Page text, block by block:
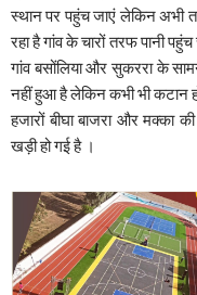
स्थान पर पहुंच जाएं लेकिन अभी
रहा है गांव के चारों तरफ पानी
गांव बसोंलिया और सुकररा के
नहीं हुआ है लेकिन कभी भी कटान हो
हजारों बीघा बाजरा और मक्का
खड़ी हो गई है ।